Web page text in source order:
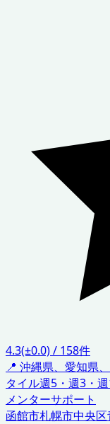
4.3(±0.0)/ 158件
📍 沖縄県、愛知県
タイル週5・週3・
メンターサポート
函館市札幌市中央区